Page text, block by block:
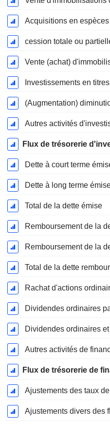
Acquisitions en espèces
cession totale ou
Vente (achat)
Autres activités
Flux de trésorerie
Dette à court terme
Dette à long terme
Total de la dette émise
Remboursement de la
Remboursement de la
Total de la dette
Rachat d'actions
Dividendes ordinaires
Dividendes ordinaires
Autres activités de
Flux de trésorerie de
Ajustements des taux
Ajustements divers des